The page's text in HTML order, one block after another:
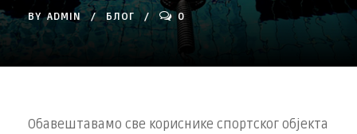
BY ADMIN БЛОГ 0
Обавештавамо све кориснике спортског објекта